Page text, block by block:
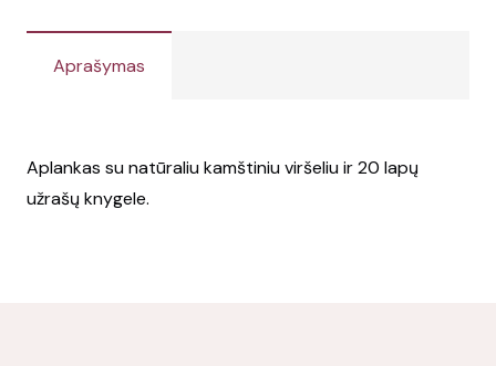
Aprašymas
Aplankas su natūraliu kamštiniu viršeliu ir 20 lapų
užrašų knygele.